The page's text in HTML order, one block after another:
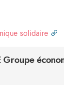
solidaire
Groupe